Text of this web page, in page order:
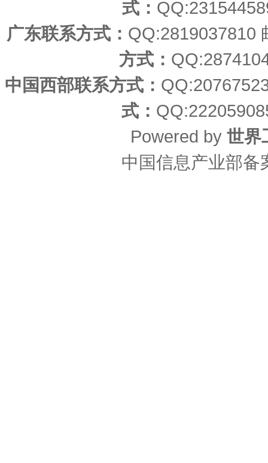
式：
广东联系方式： QQ:2819037810
方式：
中国西部联系方式：
式：
Powered by 世界
中国信息产业部备